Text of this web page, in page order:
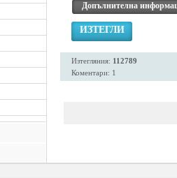
Допълнителна
ИЗТЕГЛИ
Изтегляния: 112789
Коментари: 1